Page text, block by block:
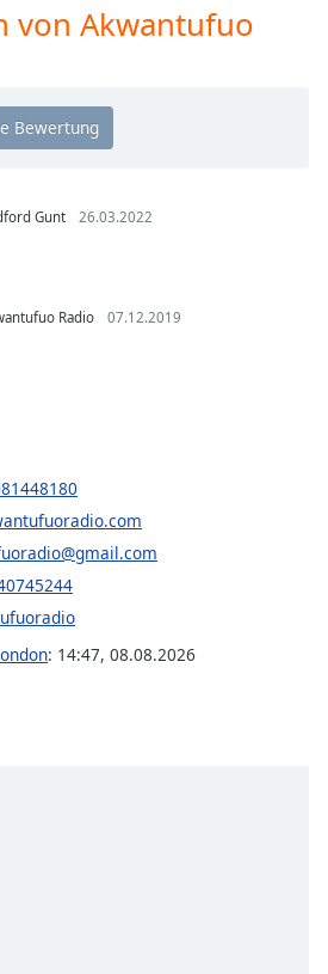
von Akwantufuo
Gunt 26.03.2022
Radio 07.12.2019
: 14:47, 08.08.2026